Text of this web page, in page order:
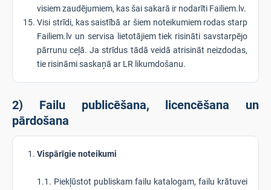
visiem zaudējumiem, kas šai sakarā ir nodarīti Failiem.lv.
Visi strīdi, kas saistībā ar šiem noteikumiem rodas starp
Failiem.lv un servisa lietotājiem tiek risināti savstarpējo
pārrunu ceļā. Ja strīdus tādā veidā atrisināt neizdodas,
tie risināmi saskaņā ar LR likumdošanu.
2) Failu publicēšana, licencēšana un
pārdošana
Vispārīgie noteikumi
1.1. Piekļūstot publiskam failu katalogam, failu krātuvei